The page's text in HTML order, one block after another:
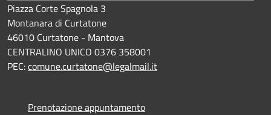
Piazza Corte Spagnola 3
Montanara di Curtatone
46010 Curtatone - Mantova
CENTRALINO UNICO 0376 358001
PEC:comune.curtatone@legalmail.it
Prenotazione appuntamento